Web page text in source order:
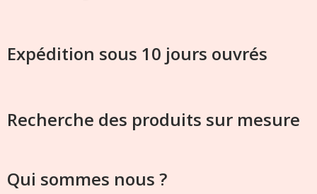
Expédition sous 10 jours ouvrés
Recherche des produits sur mesure
Qui sommes nous ?